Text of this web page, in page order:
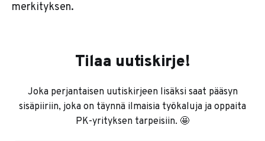
merkityksen.
Tilaa uutiskirje!
Joka perjantaisen uutiskirjeen lisäksi saat pääsyn
sisäpiiriin, joka on täynnä ilmaisia työkaluja ja oppaita
PK-yrityksen tarpeisiin. 🤩